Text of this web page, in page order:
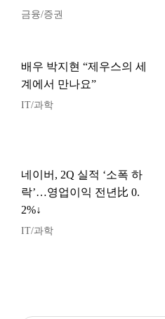
금융/증권
배우 박지현 “제우스의 세
계에서 만나요”
IT/과학
네이버, 2Q 실적 ‘소폭 하
락’…영업이익 전년比 0.
2%↓
IT/과학